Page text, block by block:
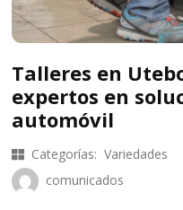
Talleres en
expertos en
automóvil
Categorías: Variedades
comunicados